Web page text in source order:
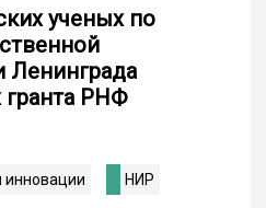
ученых по
гранта РНФ
инновации НИР